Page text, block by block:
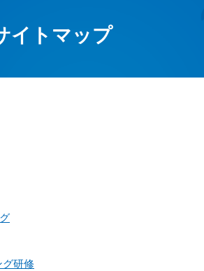
イトマップ
グ研修